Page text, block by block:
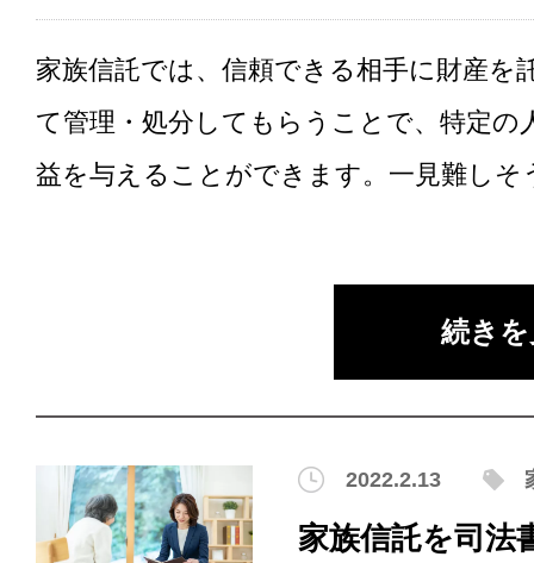
家族信託では、信頼できる相手に財産を
て管理・処分してもらうことで、特定の
益を与えることができます。一見難しそ
続き
2022.2.13
家族信託を司法